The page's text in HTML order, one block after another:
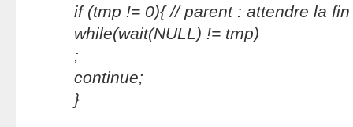
if (tmp != 0){ // parent : attendre la
while(wait(NULL) != tmp)
;
continue;
}